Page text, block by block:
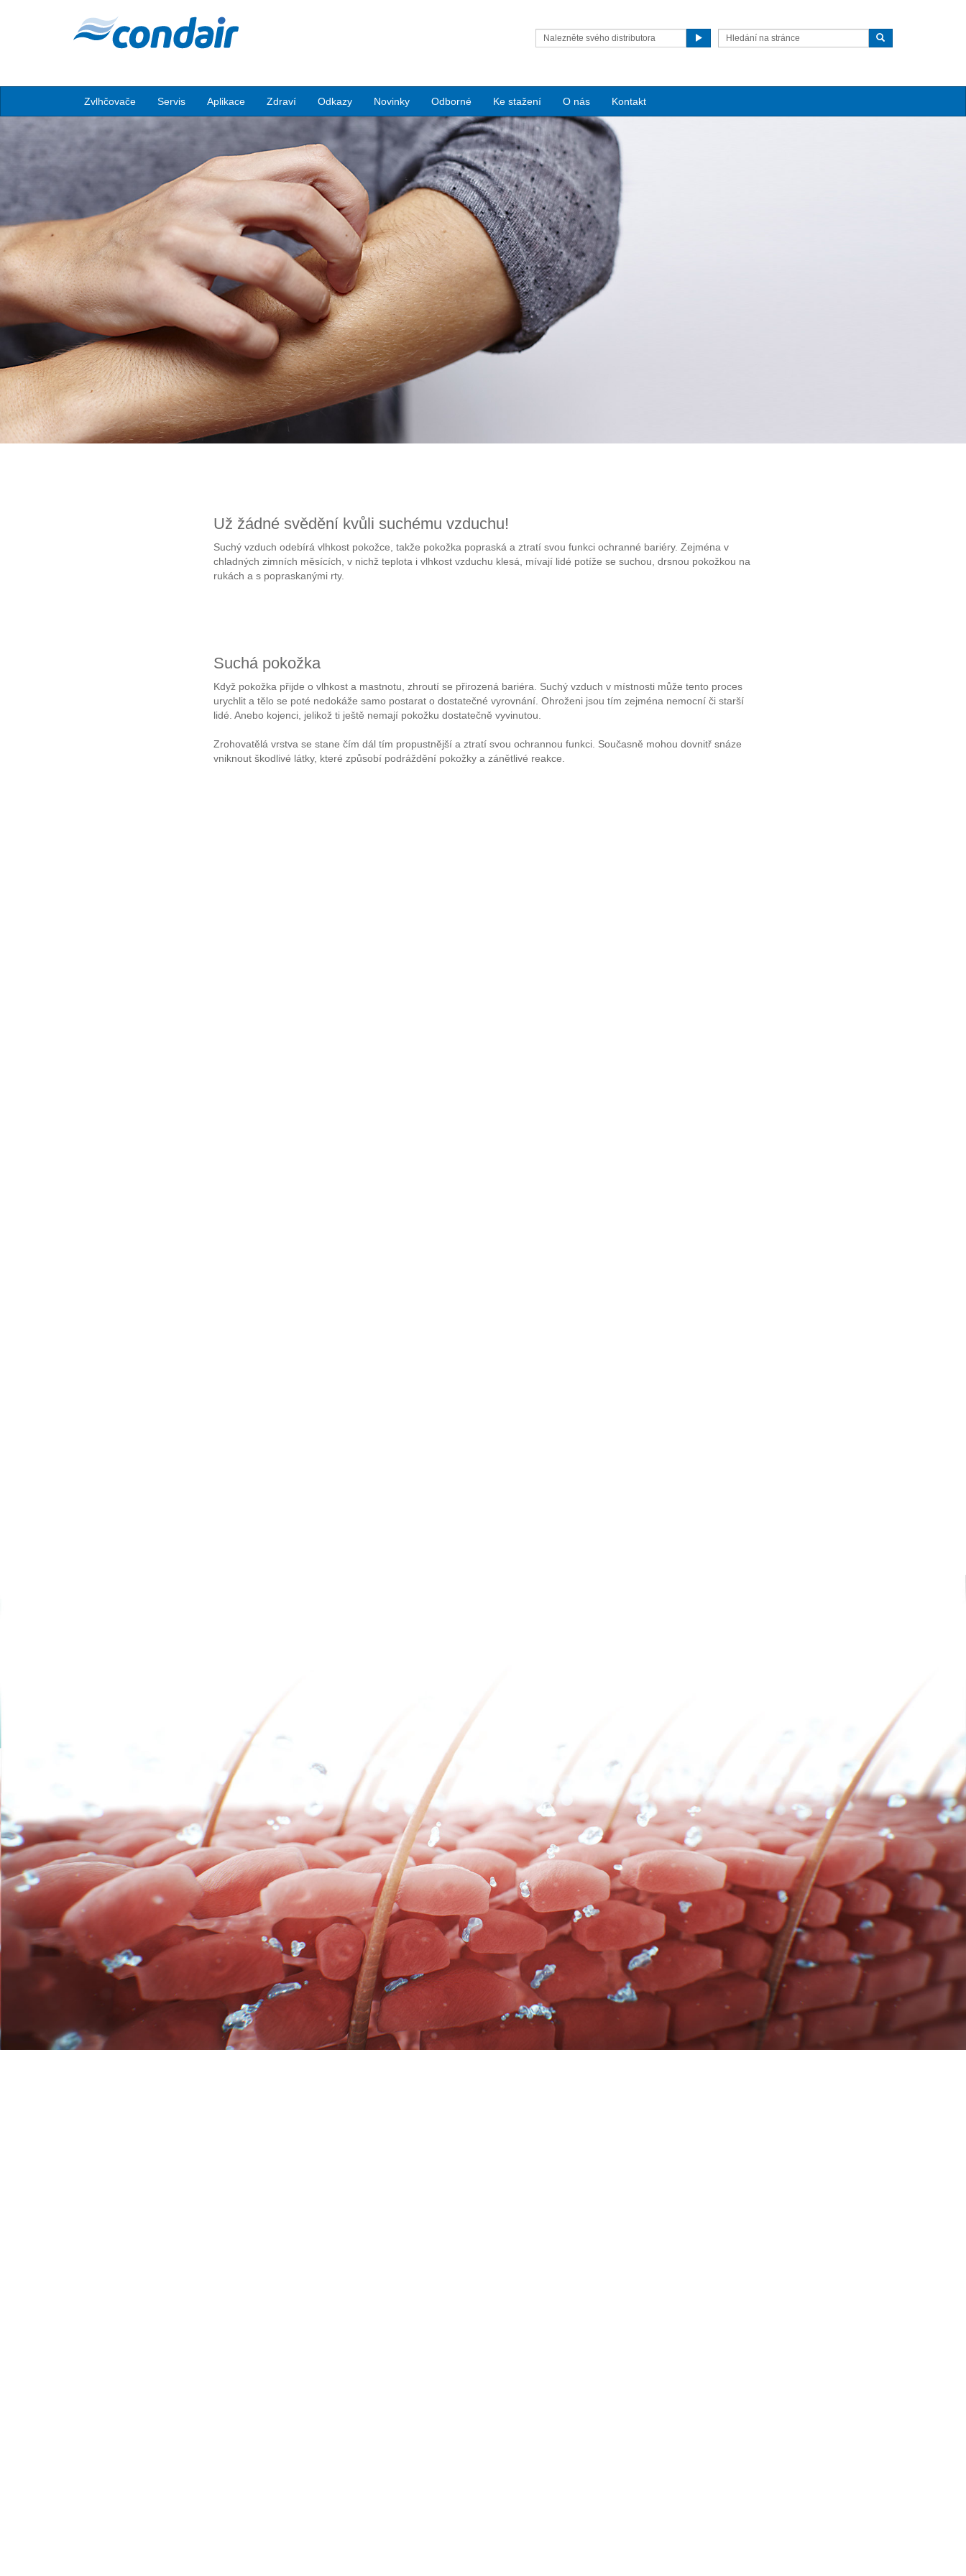
Nalezněte svého distributora
Zvlhčovače Servis Aplikace Zdraví Odkazy Novinky Odborné Ke stažení O nás Kontakt
Už žádné svědění kvůli suchému vzduchu!
Suchý vzduch odebírá vlhkost pokožce, takže pokožka popraská a ztratí svou funkci ochranné bariéry. Zejména v
chladných zimních měsících, v nichž teplota i vlhkost vzduchu klesá, mívají lidé potíže se suchou, drsnou pokožkou na
rukách a s popraskanými rty.
Suchá pokožka
Když pokožka přijde o vlhkost a mastnotu, zhroutí se přirozená bariéra. Suchý vzduch v místnosti může tento proces
urychlit a tělo se poté nedokáže samo postarat o dostatečné vyrovnání. Ohroženi jsou tím zejména nemocní či starší
lidé. Anebo kojenci, jelikož ti ještě nemají pokožku dostatečně vyvinutou.
Zrohovatělá vrstva se stane čím dál tím propustnější a ztratí svou ochrannou funkci. Současně mohou dovnitř snáze
vniknout škodlivé látky, které způsobí podráždění pokožky a zánětlivé reakce.